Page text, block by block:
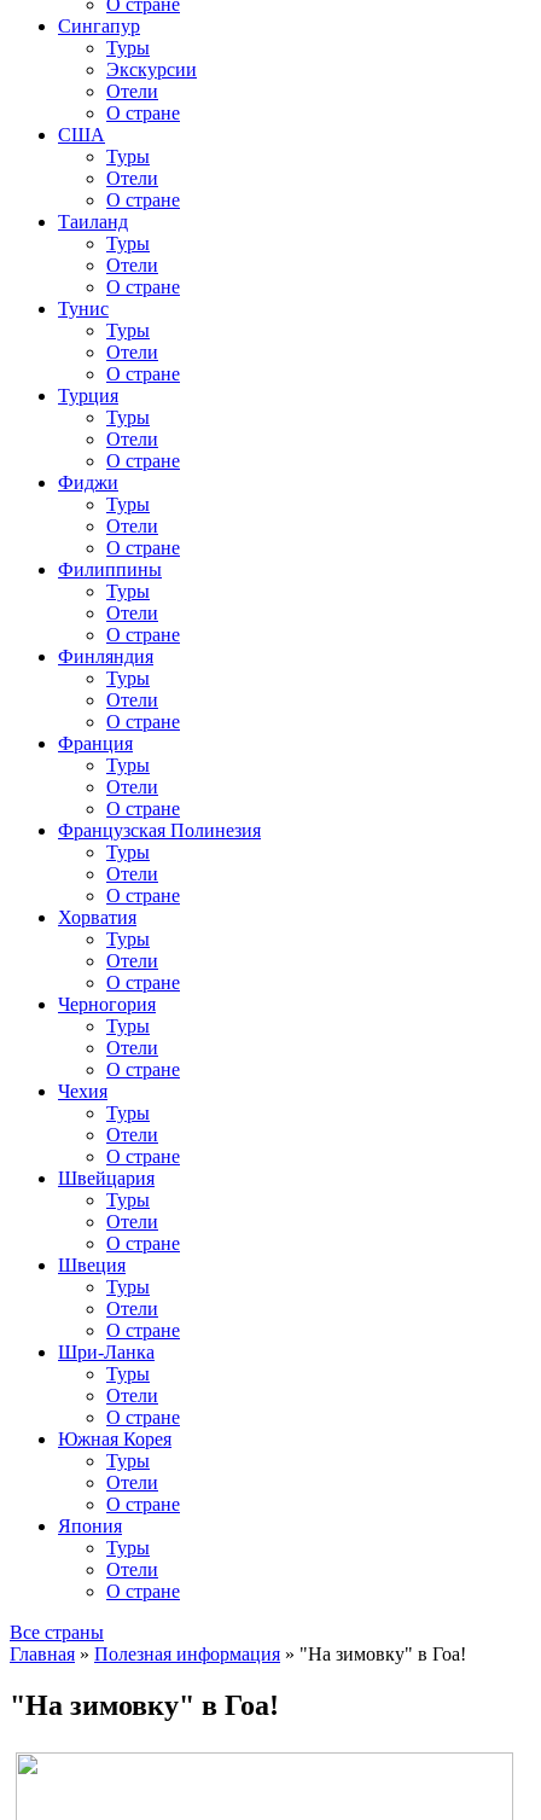
О стране
Сингапур
Туры
Экскурсии
Отели
О стране
США
Туры
Отели
О стране
Таиланд
Туры
Отели
О стране
Тунис
Туры
Отели
О стране
Турция
Туры
Отели
О стране
Фиджи
Туры
Отели
О стране
Филиппины
Туры
Отели
О стране
Финляндия
Туры
Отели
О стране
Франция
Туры
Отели
О стране
Французская Полинезия
Туры
Отели
О стране
Хорватия
Туры
Отели
О стране
Черногория
Туры
Отели
О стране
Чехия
Туры
Отели
О стране
Швейцария
Туры
Отели
О стране
Швеция
Туры
Отели
О стране
Шри-Ланка
Туры
Отели
О стране
Южная Корея
Туры
Отели
О стране
Япония
Туры
Отели
О стране
Все страны
Главная » Полезная информация » "На зимовку" в Гоа!
"На зимовку" в Гоа!